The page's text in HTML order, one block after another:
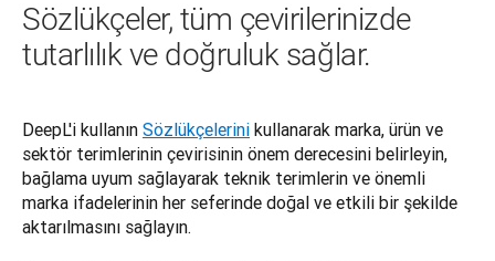
Sözlükçeler, tüm çevirilerinizde
tutarlılık ve doğruluk sağlar.
DeepL'i kullanın Sözlükçelerini kullanarak marka, ürün ve
sektör terimlerinin çevirisinin önem derecesini belirleyin,
bağlama uyum sağlayarak teknik terimlerin ve önemli
marka ifadelerinin her seferinde doğal ve etkili bir şekilde
aktarılmasını sağlayın.